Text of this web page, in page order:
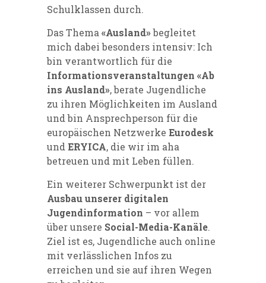
Schulklassen durch.
Das Thema «Ausland»begleitet
mich dabei besonders intensiv: Ich
bin verantwortlich für die
Informationsveranstaltungen «Ab
ins Ausland», berate Jugendliche
zu ihren Möglichkeiten im Ausland
und bin Ansprechperson für die
europäischen Netzwerke Eurodesk
und ERYICA, die wir im aha
betreuen und mit Leben füllen.
Ein weiterer Schwerpunkt ist der
Ausbau unserer digitalen
Jugendinformation – vor allem
über unsere Social-Media-Kanäle.
Ziel ist es, Jugendliche auch online
mit verlässlichen Infos zu
erreichen und sie auf ihren Wegen